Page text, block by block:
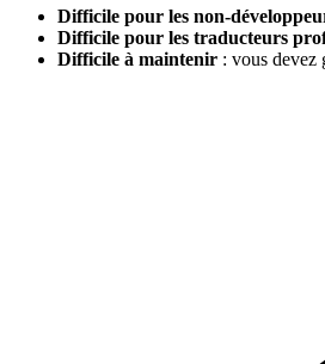
Difficile pour les non-
Difficile pour les traducteurs
Difficile à maintenir : vous devez